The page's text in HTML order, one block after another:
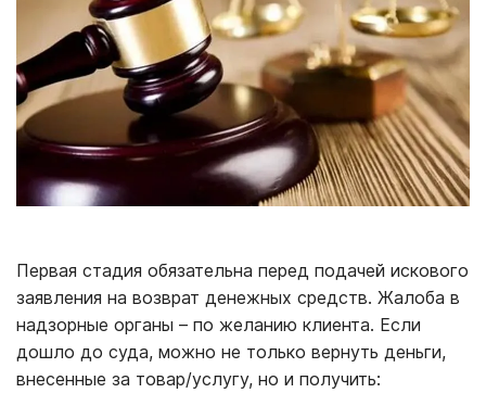
Первая стадия обязательна перед подачей искового
заявления на возврат денежных средств. Жалоба в
надзорные органы – по желанию клиента. Если
дошло до суда, можно не только вернуть деньги,
внесенные за товар/услугу, но и получить: